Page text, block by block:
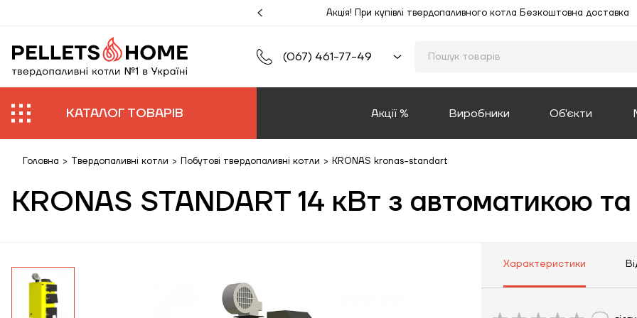
Акція! При купівлі твердопаливного котла Безкоштовна доставка
(067) 461-77-49
КАТАЛОГ ТОВАРІВ Акції % Виробники Об'єкти
Головна > Твердопаливні котли > Побутові твердопаливні котли > KRONAS kronas-standart
KRONAS STANDART 14 кВт з автоматикою
Характеристики